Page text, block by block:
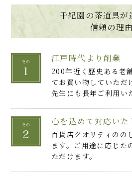
千紀園の茶道具が
信頼の理由
江戸時代より創業
200年近く歴史ある老
てお買い物していただ
先生にも長年ご利用い
心を込めて対応いた
百貨店クオリティのの
ます。ご用途に応じた
ただけます。